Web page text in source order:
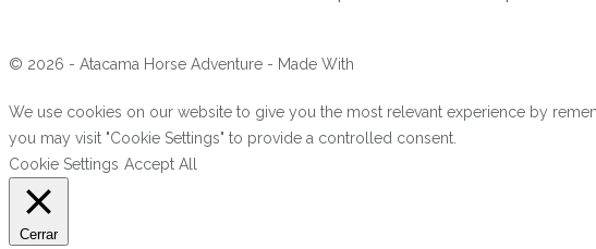
© 2026 - Atacama Horse Adventure - Made With
We use cookies on our website to give you the most relevant experience by
you may visit "Cookie Settings" to provide a controlled consent.
Cookie Settings Accept All
Cerrar